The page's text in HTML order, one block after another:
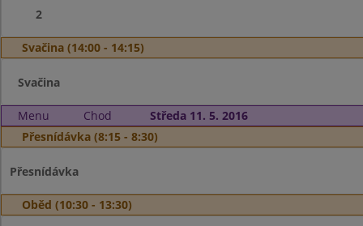
2
Svačina (14:00 - 14:15)
Svačina
Menu Chod
Středa 11. 5. 2016
Přesnídávka (8:15 - 8:30)
Přesnídávka
Oběd (10:30 - 13:30)